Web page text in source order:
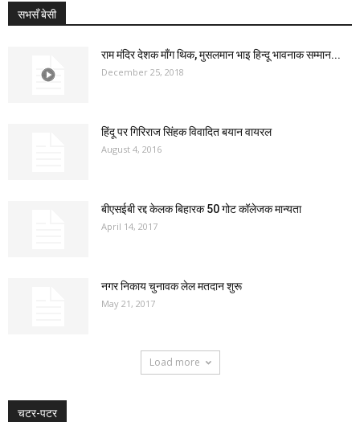
सभसँ बेसी
राम मंदिर देशक माँग थिक, मुसलमान भाइ हिन्दू भावनाक सम्मान...
December 25, 2018
हिंदू पर गिरिराज सिंहक विवादित बयान वायरल
August 4, 2016
बीएसईबी रद्द केलक बिहारक 50 गोट कॉलेजक मान्यता
April 14, 2017
नगर निकाय चुनावक लेल मतदान शुरू
May 21, 2017
Load more
चटर-पटर